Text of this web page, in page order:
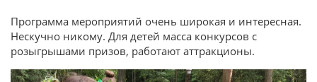
Программа мероприятий очень широкая и интересная.
Нескучно никому. Для детей масса конкурсов с
розыгрышами призов, работают аттракционы.